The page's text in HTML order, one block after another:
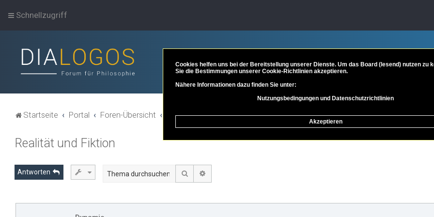
Schnellzugriff
Startseite Portal Foren-Übersicht Themenbereiche der Philosophie Metaphysik und Ontologie
Realität und Fiktion
Antworten Suche
Cookies helfen uns bei der Bereitstellung unserer Dienste. Um das Board (lesend) nutzen zu
Sie die Bestimmungen unserer Cookie-Richtlinien akzeptieren.
Nähere Informationen dazu finden Sie unter:
Nutzungsbedingungen und Datenschutzrichtlinien
Akzeptieren